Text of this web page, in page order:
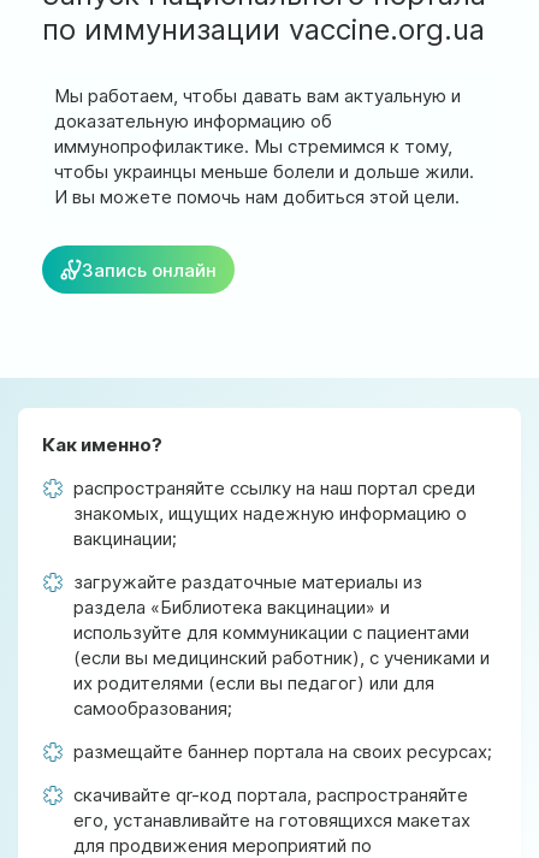
ул. Соборная, 128/1, г. Ирпень
Пн-Пт: 8:00-19:00
Сб: 8:00-18:00
Вс: 9:00-17:00
по иммунизации vaccine.org.ua
Мы работаем, чтобы давать вам актуальную и
доказательную информацию об
иммунопрофилактике. Мы стремимся к тому,
чтобы украинцы меньше болели и дольше жили.
И вы можете помочь нам добиться этой цели.
Запись онлайн
Как именно?
распространяйте ссылку на наш портал среди
знакомых, ищущих надежную информацию о
вакцинации;
загружайте раздаточные материалы из
раздела «Библиотека вакцинации» и
используйте для коммуникации с пациентами
(если вы медицинский работник), с учениками и
их родителями (если вы педагог) или для
самообразования;
размещайте баннер портала на своих ресурсах;
скачивайте qr-код портала, распространяйте
его, устанавливайте на готовящихся макетах
для продвижения мероприятий по